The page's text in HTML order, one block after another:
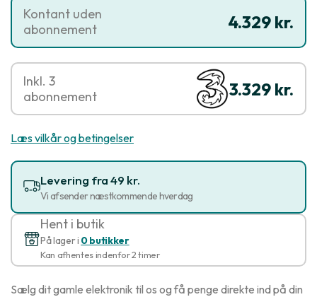
4.329 kr.
Kontant uden
abonnement
3.329 kr.
Inkl. 3
abonnement
Læs vilkår og betingelser
Levering fra 49 kr.
Vi afsender næstkommende hverdag
Hent i butik
På lager i 0 butikker
Kan afhentes indenfor 2 timer
Sælg dit gamle elektronik til os og få penge direkte ind på din